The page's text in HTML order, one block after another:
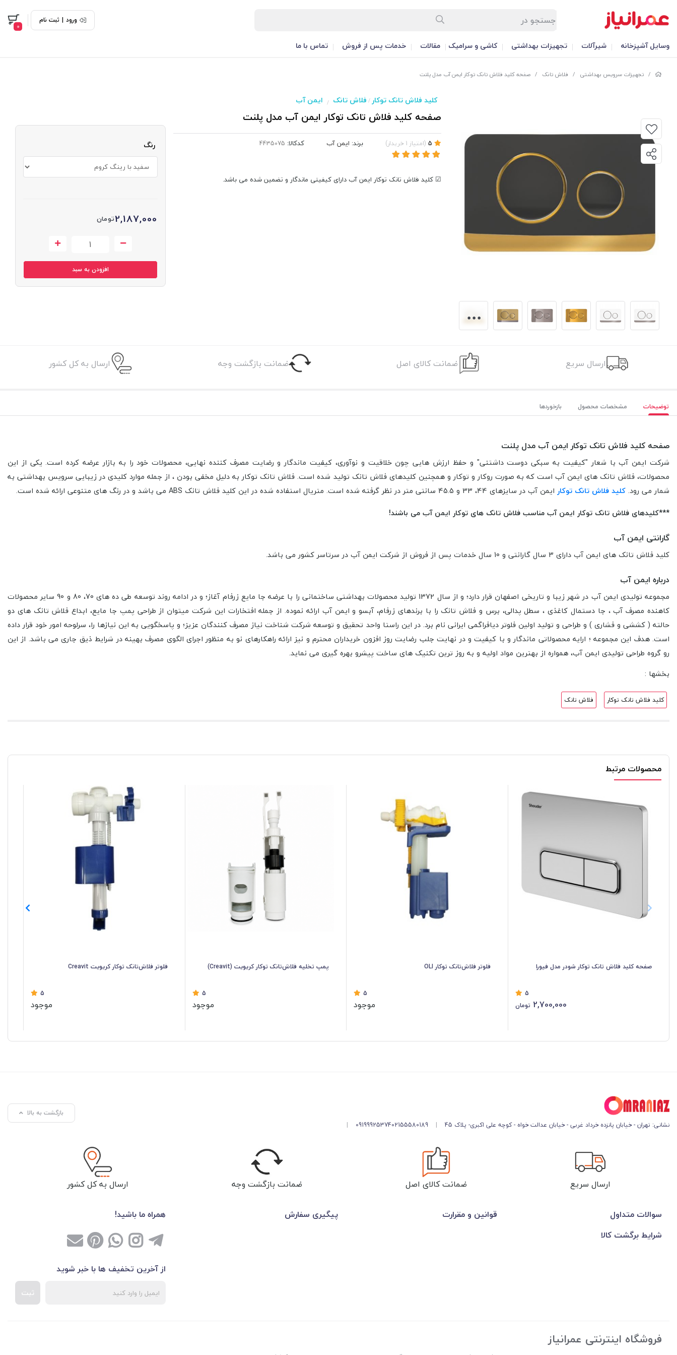
ورود | ثبت نام
0
وسایل آشپزخانه شیرآلات تجهیزات بهداشتی کاشی و سرامیک مقالات خدمات پس از فروش تماس با ما
/ تجهیزات سرویس بهداشتی / فلاش تانک / صفحه کلید فلاش تانک توکار ایمن آب مدل پلنت
کلید فلاش تانک توکار/ فلاش تانک / ایمن آب
صفحه کلید فلاش تانک توکار ایمن آب مدل پلنت
(امتیاز 1 خریدار) برند: ایمن آب کدکالا:
☑ کلید فلاش تانک توکار ایمن آب دارای کیفیتی ماندگار و تضمین شده می باشد.
رنگ
2,187,000تومان
افزودن به سبد
ارسال سریع ضمانت کالای اصل ضمانت بازگشت وجه ارسال به کل کشور
توضیحات مشخصات محصول بازخوردها
صفحه کلید فلاش تانک توکار ایمن آب مدل پلنت
شرکت ایمن آب با شعار "کیفیت به سبکی دوست داشتنی" و حفظ ارزش هایی چون خلاقیت و نوآوری، کیفیت ماندگار و رضایت مصرف کننده نهایی، محصولات خود را به بازار عرضه کرده است. یکی از این
محصولات، فلاش تانک های ایمن آب است که به صورت روکار و توکار و همچنین کلیدهای فلاش تانک تولید شده است. فلاش تانک توکار به دلیل مخفی بودن ، از جمله موارد کلیدی در زیبایی سرویس بهداشتی به
شمار می رود. کلید فلاش تانک توکار ایمن آب در سایزهای 44، 33 و 45.5 سانتی متر در نظر گرفته شده است. متریال استفاده شده در این کلید فلاش تانک ABS می باشد و در رنگ های متنوعی ارائه شده است.
***کلیدهای فلاش تانک توکار ایمن آب مناسب فلاش تانک های توکار ایمن آب می باشند!
گارانتی ایمن آب
کلید فلاش تانک های ایمن آب دارای 3 سال گارانتی و 10 سال خدمات پس از فروش از شرکت ایمن آب در سرتاسر کشور می باشد.
درباره ایمن آب
مجموعه تولیدی ایمن آب در شهر زیبا و تاریخی اصفهان قرار دارد؛ و از سال 1372 تولید محصولات بهداشتی ساختمانی را با عرضه جا مایع زرفام آغاز؛ و در ادامه روند توسعه طی ده های 70، 80 و 90 سایر محصولات
کاهنده مصرف آب ، جا دستمال کاغذی ، سطل پدالی، برس و فلاش تانک را با برندهای زرفام، آبسو و ایمن آب ارائه نموده. از جمله افتخارات این شرکت میتوان از طراحی پمپ جا مایع، ابداع فلاش تانک های دو
حالته ( کششی و فشاری ) و طراحی و تولید اولین فلوتر دیافراگمی ایرانی نام برد. در این راستا واحد تحقیق و توسعه شرکت شناخت نیاز مصرف کنندگان عزیز؛ و پاسخگویی به این نیازها را، سرلوحه امور خود قرار داده
است.هدف این مجموعه ؛ ارایه محصولاتی ماندگار و با کیفیت و در نهایت جلب رضایت روز افزون خریداران محترم و نیز ارائه راهکارهای نو به منظور اجرای الگوی مصرف بهینه در شرایط ذیق جاری می باشد. از این
رو گروه طراحی تولیدی ایمن آب، همواره از بهترین مواد اولیه و به روز ترین تکنیک های ساخت پیشرو بهره گیری می نماید.
بخشها :
کلید فلاش تانک توکار فلاش تانک
محصولات مرتبط
صفحه کلید فلاش تانک توکار شودر مدل فیورا
5
2,700,000 تومان
فلوتر فلاش‌تانک توکار OLI
5
موجود
پمپ تخلیه فلاش‌تانک توکار کریویت (Creavit)
5
موجود
فلوتر فلاش‌تانک توکار کریویت Creavit
5
موجود
نشانی: تهران - خیابان پانزده خرداد غربی - خیابان عدالت خواه - کوچه علی اکبری- پلاک 45 |
02155580189
09199925374
|
بازگشت به بالا
ارسال سریع ضمانت کالای اصل ضمانت بازگشت وجه ارسال به کل کشور
سوالات متداول قوانین و مقرارت
پیگیری سفارش
شرایط برگشت کالا
همراه ما باشید!
از آخرین تخفیف ها با خبر شوید
ثبت
فروشگاه اینترنتی عمرانیاز